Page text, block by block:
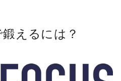
えるには？